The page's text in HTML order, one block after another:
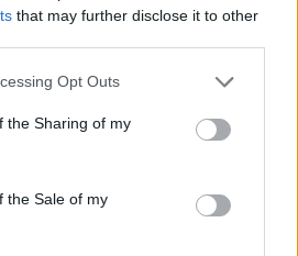
that may further disclose it to other
app uses one or more Google
usage behaviour. You may click to
Google and its third-party tags to
specified purposes in below Google
Opt Outs
the Sharing of my
the Sale of my